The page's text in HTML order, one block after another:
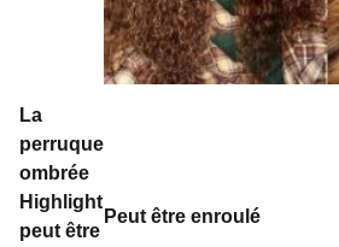
La
perruque
ombrée
Highlight
peut être
Peut être enroulé